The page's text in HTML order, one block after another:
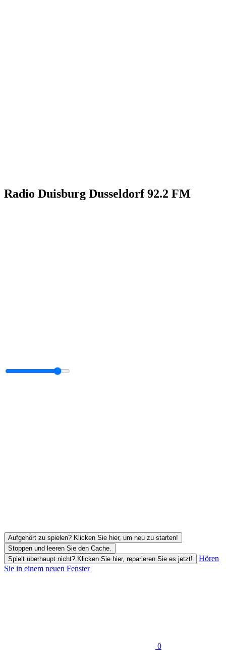
Radio Duisburg Dusseldorf 92.2 FM
Aufgehört zu spielen? Klicken Sie hier, um neu zu starten!
Stoppen und leeren Sie den Cache.
Spielt überhaupt nicht? Klicken Sie hier, reparieren Sie es jetzt!
Hören
Sie in einem neuen Fenster
0